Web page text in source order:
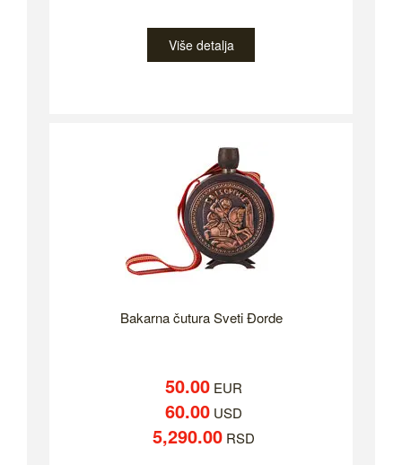
Više detalja
Bakarna čutura Sveti Đorde
50.00EUR
60.00USD
5,290.00RSD